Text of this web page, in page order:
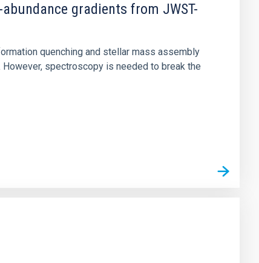
gradients from JWST-
quenching and stellar mass assembly
spectroscopy is needed to break the